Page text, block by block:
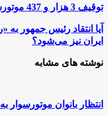
توقیف
هزار
و
437
فاقد
مرکزی
توقیف 3 هزار و 437 موتورسیکلت فاقد پلاک در استان مرکزی
آیا
انتقاد
رئیس
جمهور
به
شامل
صنعت
آیا انتقاد رئیس جمهور
ایران نیز می‌شود؟
نوشته های مشابه
انتظار بانوان موتورسوار